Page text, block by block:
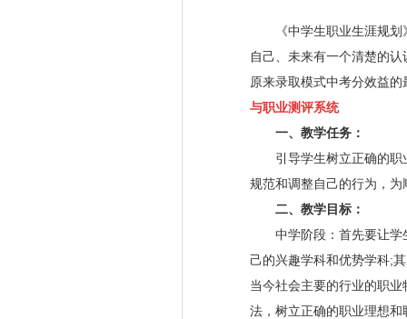
《中学生职业生涯规划
自己、未来有一个清楚的
原来录取模式中考分效益
与职业测评系统
一、教学任务：
引导学生树立正确的职
规范和调整自己的行为，
二、教学目标：
中学阶段：首先要让学
己的兴趣学科和优势学科;
当今社会主要的行业的职
法，树立正确的职业理想